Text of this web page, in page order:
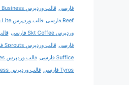
فارسی قالب وردپرس Rara Business فارسی
Reef فارسی
قالب وردپرس Sauna Lite فارسی
وردپرس Skt Coffee فارسی
فارسی قالب وردپرس Sprouts فارسی
Suffice فارسی
قالب وردپرس Times فارسی
Tyros فارسی
قالب وردپرس Wen Business فارسی